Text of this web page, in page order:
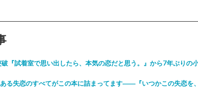
『試着室で思い出したら、本気の恋だと思う。』から7年ぶりの
る失恋のすべてがこの本に詰まってます――『いつかこの失恋を